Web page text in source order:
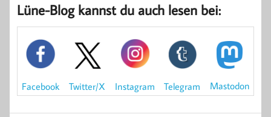
Lüne-Blog kannst du auch lesen bei:
Facebook Twitter/X Instagram Telegram Mastodon